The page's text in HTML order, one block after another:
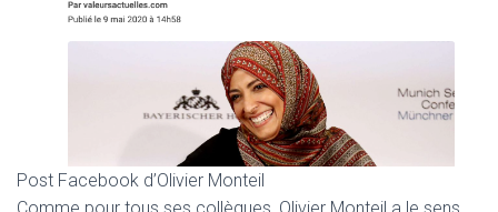
Post Facebook d’Olivier Monteil